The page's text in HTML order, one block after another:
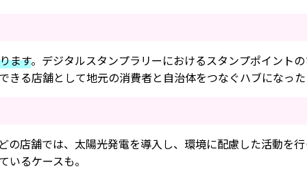
ます。デジタルスタンプラリーにおけるスタンプポイント
る店舗として地元の消費者と自治体をつなぐハブになっ
店舗では、太陽光発電を導入し、環境に配慮した活動を
るケースも。